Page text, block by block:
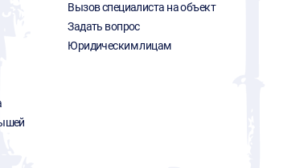
Вызов специалиста на объект
Задать вопрос
Юридическим лицам